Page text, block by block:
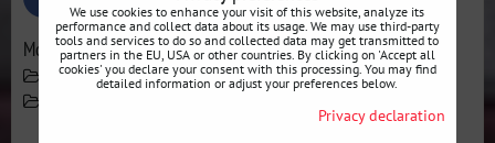
mail
More from category
Fabricants HSD
Suspension
We use cookies to enhance your visit of this website, analyze its
performance and collect data about its usage. We may use third-party
tools and services to do so and collected data may get transmitted to
partners in the EU, USA or other countries. By clicking on 'Accept all
cookies' you declare your consent with this processing. You may find
detailed information or adjust your preferences below.
Privacy declaration